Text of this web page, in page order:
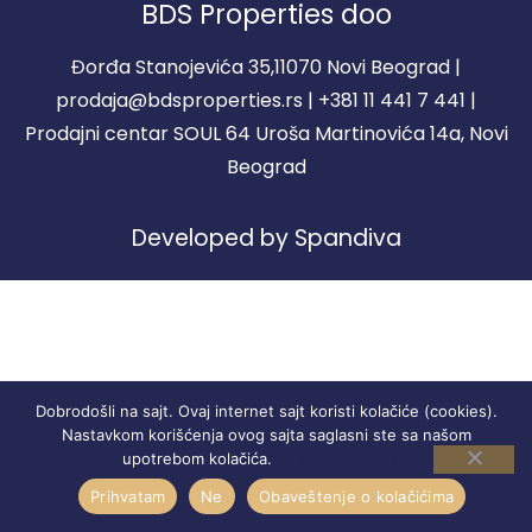
BDS Properties doo
Đorđa Stanojevića 35,11070 Novi Beograd |
prodaja@bdsproperties.rs | +381 11 441 7 441 |
Prodajni centar SOUL 64 Uroša Martinovića 14a, Novi
Beograd
Developed by Spandiva
STANOVI REGISTRACIJA
Dobrodošli na sajt. Ovaj internet sajt koristi kolačiće (cookies).
Nastavkom korišćenja ovog sajta saglasni ste sa našom
upotrebom kolačića.
Prihvatam Ne Obaveštenje o kolačićima